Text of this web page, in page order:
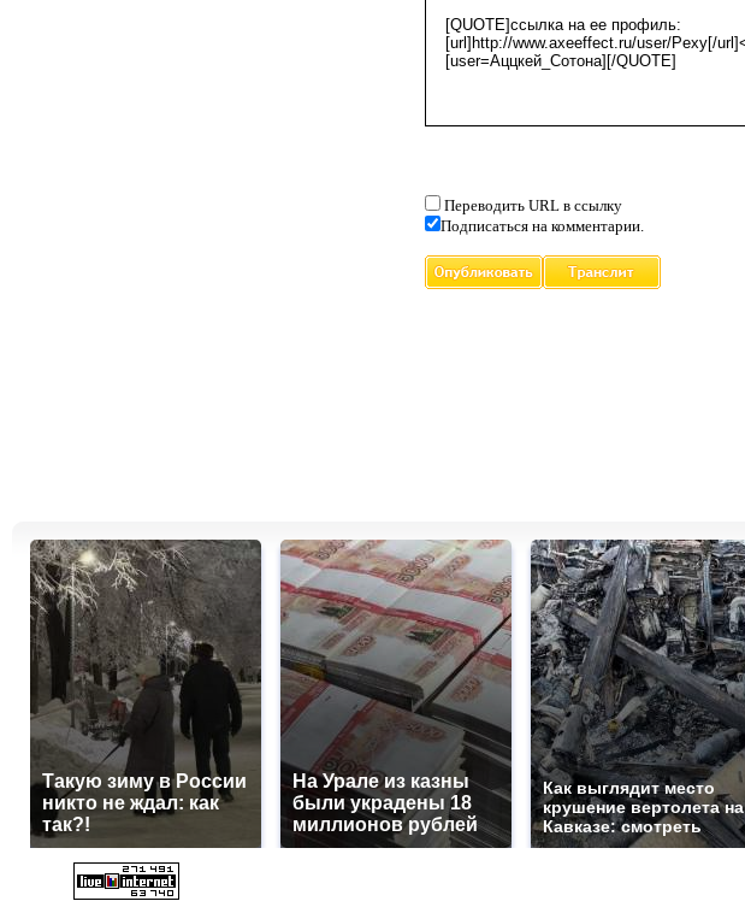
Переводить URL в ссылку
Подписаться на комментарии.
Такую зиму в России
никто не ждал: как
так?!
На Урале из казны
были украдены 18
миллионов рублей
Как выглядит место
крушение вертолета на
Кавказе: смотреть